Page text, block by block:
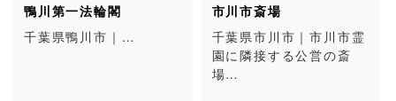
鴨川第一法輪閣
千葉県鴨川市｜…
市川市斎場
千葉県市川市｜市川市霊
園に隣接する公営の斎
場…